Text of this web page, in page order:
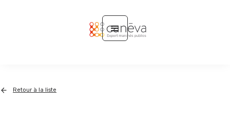
Retour à la liste